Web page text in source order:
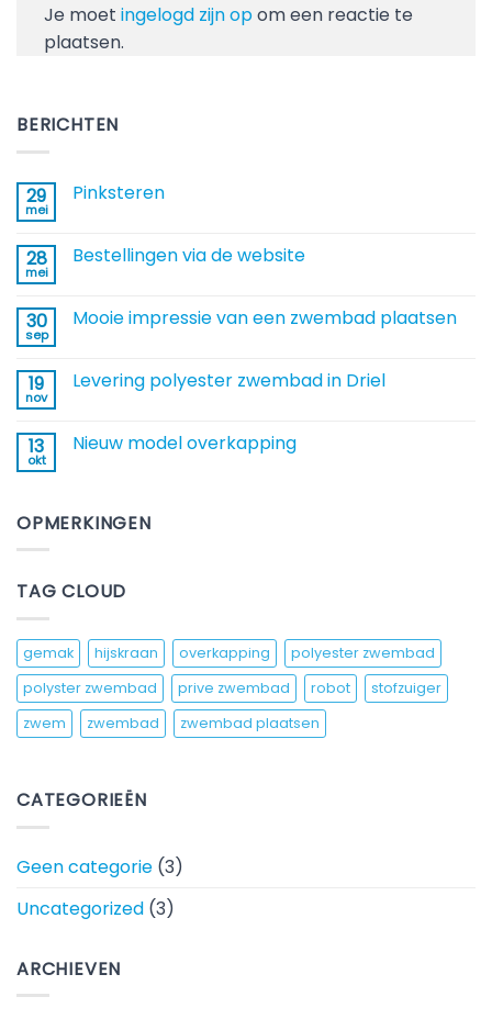
Je moet ingelogd zijn opom een reactie te
plaatsen.
BERICHTEN
29
mei
Pinksteren
Pinksteren
28
mei
Bestellingen via de website
Bestellingen
30
sep
Mooie impressie van een zwembad plaatsen
Mooie
zwembad
plaatsen
19
nov
Levering polyester zwembad in Driel
Levering
13
okt
Nieuw model overkapping
model
OPMERKINGEN
TAG CLOUD
gemak hijskraan overkapping
polyester zwembad
polyster zwembad
prive zwembad robot
stofzuiger
zwem
zwembad zwembad plaatsen
CATEGORIEËN
Geen categorie (3)
Uncategorized (3)
ARCHIEVEN